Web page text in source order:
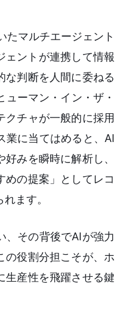
たマルチエージェント
ェントが連携して情報
な判断を人間に委ねる
ーマン・イン・ザ・
クチャが一般的に採用
業に当てはめると、AI
みを瞬時に解析し、
めの提案」としてレコ
ます。
、その背後でAIが強力
の役割分担こそが、ホ
生産性を飛躍させる鍵